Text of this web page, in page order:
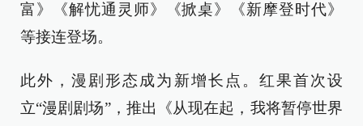
富》《解忧通灵师》《掀桌》《新摩登时代》
等接连登场。
此外，漫剧形态成为新增长点。红果首次设
立“漫剧剧场”，推出《从现在起，我将暂停世界